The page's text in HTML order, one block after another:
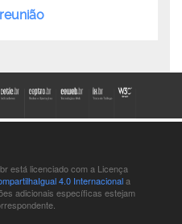
está licenciado com a Licença
4.0 Internacionala
adicionais específicas estejam